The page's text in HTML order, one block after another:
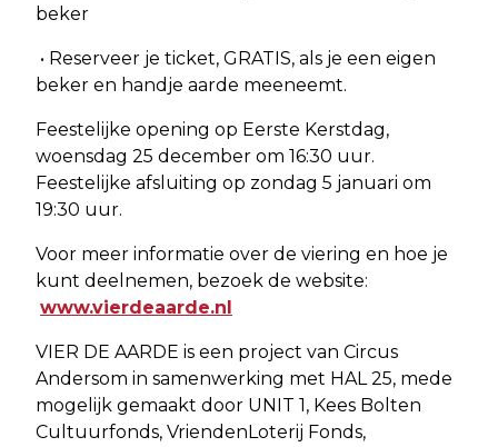
beker
• Reserveer je ticket, GRATIS, als je een eigen
beker en handje aarde meeneemt.
Feestelijke opening op Eerste Kerstdag,
woensdag 25 december om 16:30 uur.
Feestelijke afsluiting op zondag 5 januari om
19:30 uur.
Voor meer informatie over de viering en hoe je
kunt deelnemen, bezoek de website:
www.vierdeaarde.nl
VIER DE AARDE is een project van Circus
Andersom in samenwerking met HAL 25, mede
mogelijk gemaakt door UNIT 1, Kees Bolten
Cultuurfonds, VriendenLoterij Fonds,